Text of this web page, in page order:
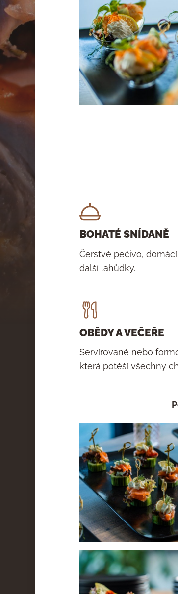
BOHATÉ SNÍDANĚ
Čerstvé pečivo,
další lahůdky.
OBĚDY A VEČEŘE
Servírované nebo
která potěší všechny